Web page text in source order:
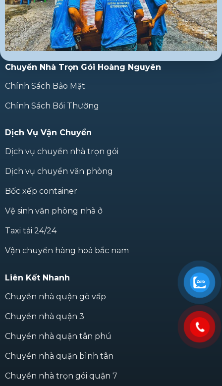
Chuyển Nhà Trọn Gói Hoàng Nguyên
Chính Sách Bảo Mật
Chính Sách Bồi Thường
Dịch Vụ Vận Chuyển
Dịch vụ chuyển nhà trọn gói
Dịch vụ chuyển văn phòng
Bốc xếp container
Vệ sinh văn phòng nhà ở
Taxi tải 24/24
Vận chuyển hàng hoá bắc nam
Liên Kết Nhanh
Chuyển nhà quận gò vấp
Chuyển nhà quận 3
Chuyển nhà quận tân phú
Chuyển nhà quận bình tân
Chuyển nhà trọn gói quận 7